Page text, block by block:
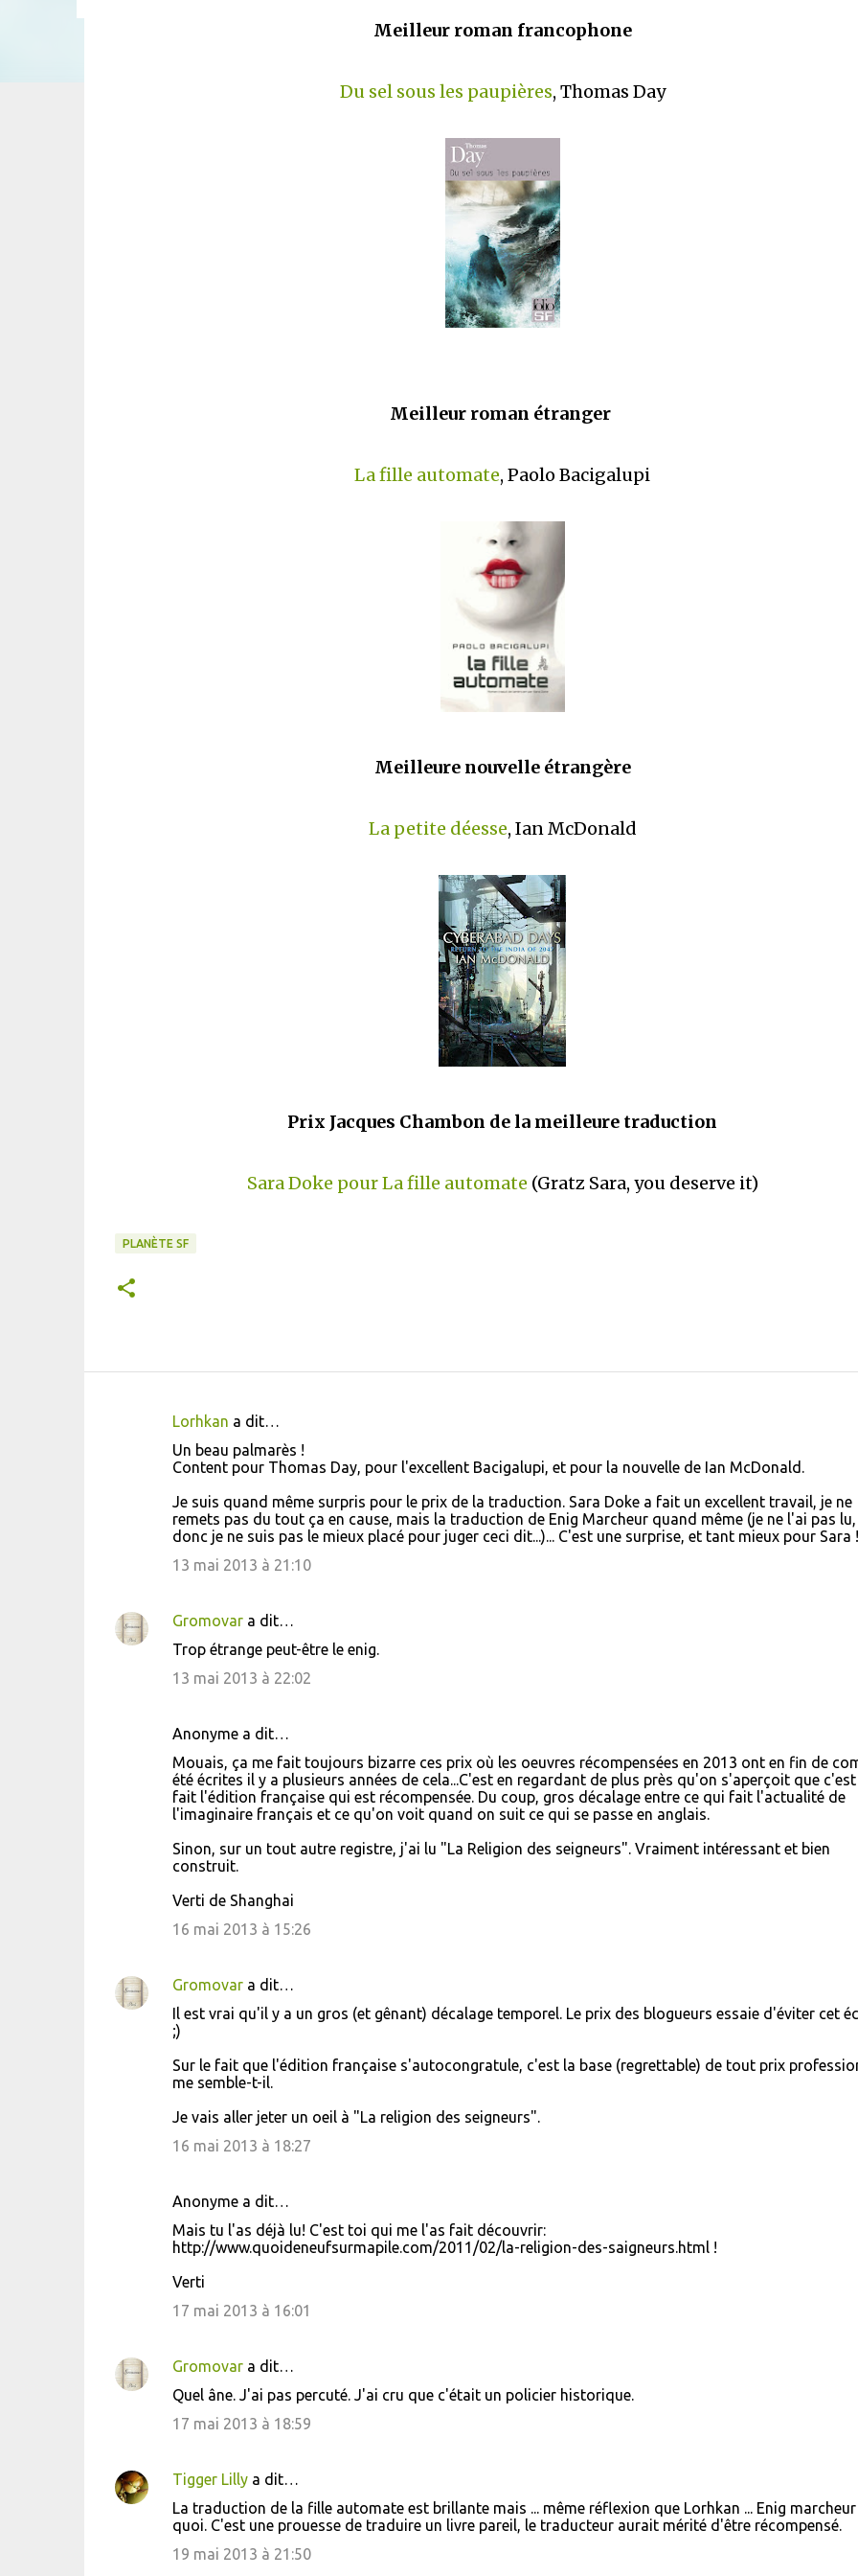
Meilleur roman francophone
Du sel sous les paupières, Thomas Day
Meilleur roman étranger
La fille automate, Paolo Bacigalupi
Meilleure nouvelle étrangère
La petite déesse, Ian McDonald
Prix Jacques Chambon de la meilleure traduction
Sara Doke pour La fille automate (Gratz Sara, you deserve it)
PLANÈTE SF
a
Lorhkan a dit…
Un beau palmarès !
Content pour Thomas Day, pour l'excellent Bacigalupi, et pour la nouvelle de Ian McDonald.
Je suis quand même surpris pour le prix de la traduction. Sara Doke a fait un excellent travail, je ne
remets pas du tout ça en cause, mais la traduction de Enig Marcheur quand même (je ne l'ai pas lu,
donc je ne suis pas le mieux placé pour juger ceci dit...)... C'est une surprise, et tant mieux pour Sara
13 mai 2013 à 21:10
Gromovara dit…
Trop étrange peut-être le enig.
13 mai 2013 à 22:02
Anonyme a dit…
Mouais, ça me fait toujours bizarre ces prix où les oeuvres récompensées en 2013 ont en fin de
été écrites il y a plusieurs années de cela...C'est en regardant de plus près qu'on s'aperçoit que c'est
fait l'édition française qui est récompensée. Du coup, gros décalage entre ce qui fait l'actualité de
l'imaginaire français et ce qu'on voit quand on suit ce qui se passe en anglais.
Sinon, sur un tout autre registre, j'ai lu "La Religion des seigneurs". Vraiment intéressant et bien
construit.
Verti de Shanghai
16 mai 2013 à 15:26
Gromovara dit…
Il est vrai qu'il y a un gros (et gênant) décalage temporel. Le prix des blogueurs essaie d'éviter cet
;)
Sur le fait que l'édition française s'autocongratule, c'est la base (regrettable) de tout prix
me semble-t-il.
Je vais aller jeter un oeil à "La religion des seigneurs".
16 mai 2013 à 18:27
Anonyme a dit…
Mais tu l'as déjà lu! C'est toi qui me l'as fait découvrir:
http://www.quoideneufsurmapile.com/2011/02/la-religion-des-saigneurs.html !
Verti
17 mai 2013 à 16:01
Gromovara dit…
Quel âne. J'ai pas percuté. J'ai cru que c'était un policier historique.
17 mai 2013 à 18:59
Tigger Lillya dit…
La traduction de la fille automate est brillante mais ... même réflexion que Lorhkan ... Enig marcheur
quoi. C'est une prouesse de traduire un livre pareil, le traducteur aurait mérité d'être récompensé.
19 mai 2013 à 21:50